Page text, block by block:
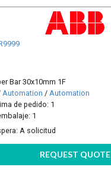
Bar 30x10mm 1F
Automation / Automation
de pedido: 1
1
A solicitud
REQUEST QUOTE